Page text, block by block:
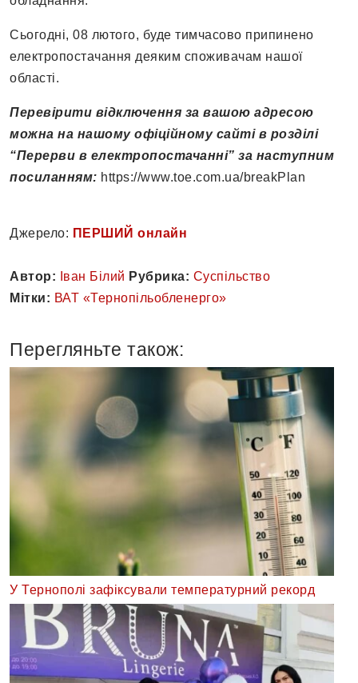
Сьогодні, 08 лютого, буде тимчасово припинено
електропостачання деяким споживачам нашої
області.
Перевірити відключення за вашою адресою
можна на нашому офіційному сайті в розділі
“Перерви в електропостачанні” за наступним
посиланням: https://www.toe.com.ua/breakPlan
Джерело: ПЕРШИЙ онлайн
Автор: Іван Білий Рубрика: Суспільство
Мітки: ВАТ «Тернопільобленерго»
Перегляньте також:
У Тернополі зафіксували температурний рекорд